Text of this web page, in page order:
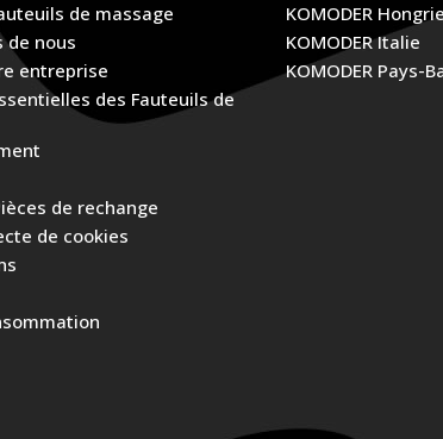
de massage
de nous
entreprise
des Fauteuils de
de rechange
de cookies
KOMODER
KOMODER Italie
KOMODER Pays-